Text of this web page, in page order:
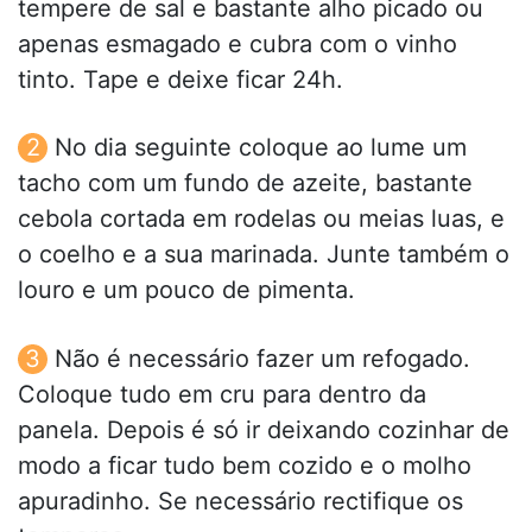
tempere de sal e bastante alho picado ou
apenas esmagado e cubra com o vinho
tinto. Tape e deixe ficar 24h.
No dia seguinte coloque ao lume um
tacho com um fundo de azeite, bastante
cebola cortada em rodelas ou meias luas, e
o coelho e a sua marinada. Junte também o
louro e um pouco de pimenta.
Não é necessário fazer um refogado.
Coloque tudo em cru para dentro da
panela. Depois é só ir deixando cozinhar de
modo a ficar tudo bem cozido e o molho
apuradinho. Se necessário rectifique os